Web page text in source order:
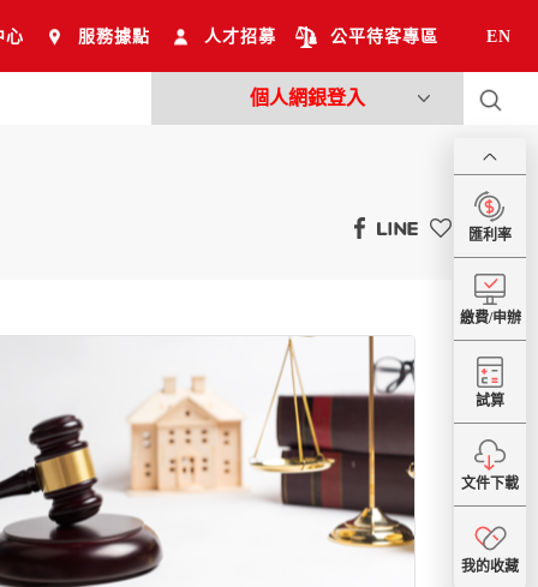
個人網銀登入
匯利率
繳費/申辦
試算
文件下載
我的收藏
心 服務據點 人才招募 公平待客專區 EN